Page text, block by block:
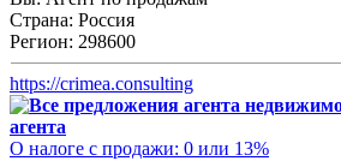
Страна: Россия
Регион: 298600
https://crimea.consulting
агента
О налоге с продажи: 0 или 13%